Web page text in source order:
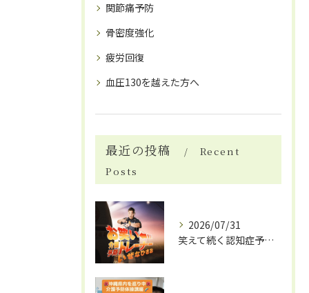
関節痛予防
骨密度強化
疲労回復
血圧130を越えた方へ
最近の投稿
Recent
Posts
2026/07/31
笑えて続く認知症予防体操